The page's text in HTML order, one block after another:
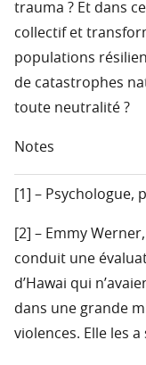
trauma ? Et dans
collectif et
populations
de catastrophes
toute neutralité ?
Notes
[1] – Psychologue,
[2] – Emmy
conduit une
d’Hawai qui
dans une grande
violences. Elle les